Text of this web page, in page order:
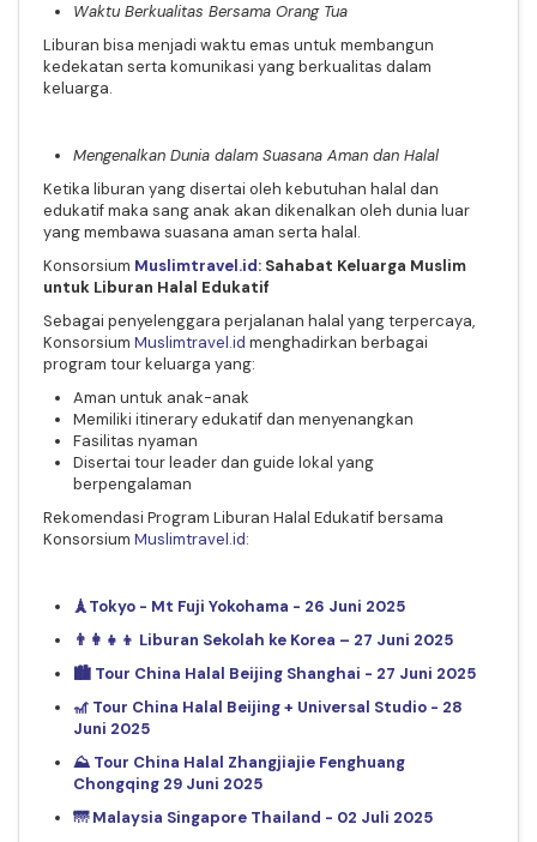
Waktu Berkualitas Bersama Orang Tua
Liburan bisa menjadi waktu emas untuk membangun
kedekatan serta komunikasi yang berkualitas dalam
keluarga.
Mengenalkan Dunia dalam Suasana Aman dan Halal
Ketika liburan yang disertai oleh kebutuhan halal dan
edukatif maka sang anak akan dikenalkan oleh dunia luar
yang membawa suasana aman serta halal.
Konsorsium Muslimtravel.id: Sahabat Keluarga Muslim
untuk Liburan Halal Edukatif
Sebagai penyelenggara perjalanan halal yang terpercaya,
Konsorsium Muslimtravel.id menghadirkan berbagai
program tour keluarga yang:
Aman untuk anak-anak
Memiliki itinerary edukatif dan menyenangkan
Fasilitas nyaman
Disertai tour leader dan guide lokal yang
berpengalaman
Rekomendasi Program Liburan Halal Edukatif bersama
Konsorsium Muslimtravel.id:
🗼Tokyo - Mt Fuji Yokohama - 26 Juni 2025
👨‍👩‍👧‍👦 Liburan Sekolah ke Korea – 27 Juni 2025
🏙️ Tour China Halal Beijing Shanghai - 27 Juni 2025
🎢 Tour China Halal Beijing + Universal Studio - 28
Juni 2025
⛰️ Tour China Halal Zhangjiajie Fenghuang
Chongqing 29 Juni 2025
🌁 Malaysia Singapore Thailand - 02 Juli 2025